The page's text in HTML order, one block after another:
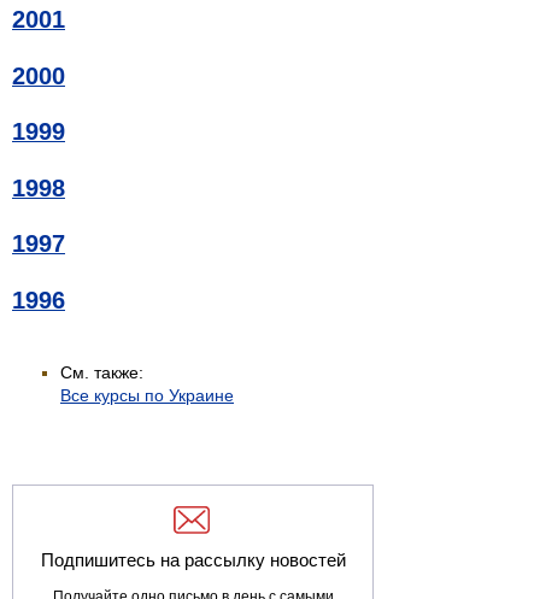
2001
2000
1999
1998
1997
1996
См. также:
Все курсы по Украине
Подпишитесь на рассылку новостей